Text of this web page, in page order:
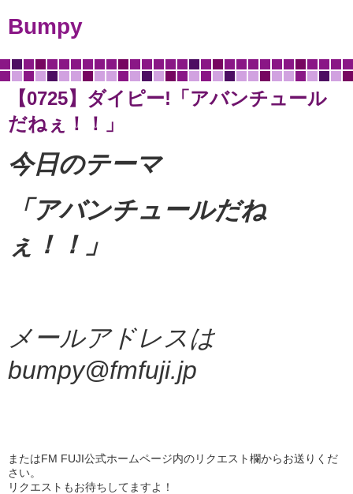
Bumpy
【0725】ダイピー!「アバンチュール
だねぇ！！」
今日のテーマ
「アバンチュールだね
ぇ！！ 」
メールアドレスは
bumpy@fmfuji.jp
またはFM FUJI公式ホームページ内のリクエスト欄からお送りくだ
さい。
リクエストもお待ちしてますよ！